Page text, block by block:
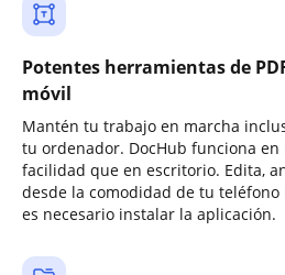
Potentes herramientas de
móvil
Mantén tu trabajo en marcha
tu ordenador. DocHub funciona en
facilidad que en escritorio. Edita,
desde la comodidad de tu
es necesario instalar la aplicación.